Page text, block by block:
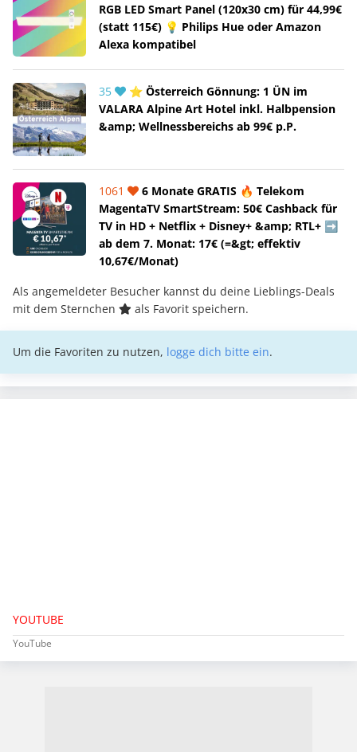
RGB LED Smart Panel (120x30 cm) für 44,99€
(statt 115€) 💡 Philips Hue oder Amazon
Alexa kompatibel
35
⭐ Österreich Gönnung: 1 ÜN im
VALARA Alpine Art Hotel inkl. Halbpension
&amp; Wellnessbereichs ab 99€ p.P.
1061
6 Monate GRATIS 🔥 Telekom
MagentaTV SmartStream: 50€ Cashback für
TV in HD + Netflix + Disney+ &amp; RTL+ ➡️
ab dem 7. Monat: 17€ (=&gt; effektiv
10,67€/Monat)
Als angemeldeter Besucher kannst du deine Lieblings-Deals
mit dem Sternchen
als Favorit speichern.
Um die Favoriten zu nutzen, logge dich bitte ein.
YOUTUBE
YouTube